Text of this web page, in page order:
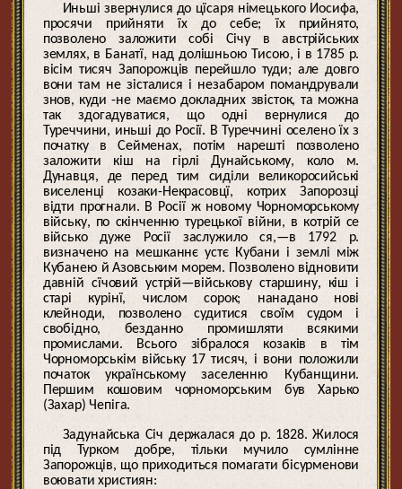
Иньші звернулися до цїсаря німецького Иосифа,
просячи прийняти їх до себе; їх прийнято,
позволено заложити собі Січу в австрійських
землях, в Банатї, над долішньою Тисою, і в 1785 р.
вісім тисяч Запорожців перейшло туди; але довго
вони там не зісталися і незабаром помандрували
знов, куди -не маємо докладних звісток, та можна
так здогадуватися, що одні вернулися до
Туреччини, иньші до Росії. В Туреччині оселено їх з
початку в Сейменах, потім нарешті позволено
заложити кіш на гірлі Дунайському, коло м.
Дунавця, де перед тим сиділи великоросийські
виселенці козаки-Некрасовцї, котрих Запорозці
відти прогнали. В Росії ж новому Чорноморському
війську, по скінченню турецької війни, в котрій се
військо дуже Росії заслужило ся,—в 1792 р.
визначено на мешканнє устє Кубани і землі між
Кубанею й Азовським морем. Позволено відновити
давній сїчовий устрій—військову старшину, кіш і
старі курінї, числом сорок; нанадано нові
клейноди, позволено судитися своїм судом і
свобідно, безданно промишляти всякими
промислами. Всього зібралося козаків в тім
Чорноморськім війську 17 тисяч, і вони положили
початок українському заселенню Кубанщини.
Першим кошовим чорноморським був Харько
(Захар) Чепіга.
Задунайська Січ держалася до р. 1828. Жилося
під Турком добре, тільки мучило сумлінне
Запорожців, що приходиться помагати бісурменови
воювати християн: